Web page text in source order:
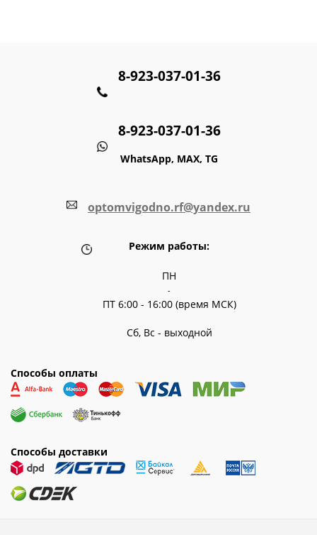
8-923-037-01-36
8-923-037-01-36
WhatsApp, MAX, TG
optomvigodno.rf@yandex.ru
Режим работы:
ПН
-
ПТ 6:00 - 16:00 (время МСК)
Сб, Вс - выходной
Способы оплаты
Способы доставки